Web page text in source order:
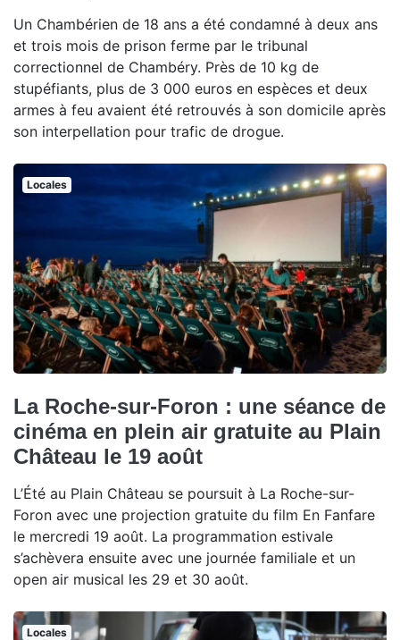
Un Chambérien de 18 ans a été condamné à deux ans
et trois mois de prison ferme par le tribunal
correctionnel de Chambéry. Près de 10 kg de
stupéfiants, plus de 3 000 euros en espèces et deux
armes à feu avaient été retrouvés à son domicile après
son interpellation pour trafic de drogue.
Locales
La Roche-sur-Foron : une séance de
cinéma en plein air gratuite au Plain
Château le 19 août
L’Été au Plain Château se poursuit à La Roche-sur-
Foron avec une projection gratuite du film En Fanfare
le mercredi 19 août. La programmation estivale
s’achèvera ensuite avec une journée familiale et un
open air musical les 29 et 30 août.
Locales